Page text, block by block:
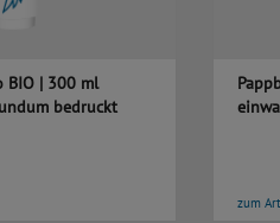
BIO | 300 ml
bedruckt
zum